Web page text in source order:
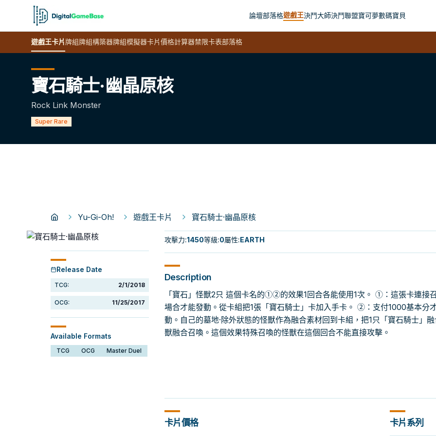
論壇部落格遊戲王決鬥大師決鬥聯盟寶可夢數碼寶貝
遊戲王卡片牌組牌組構築器牌組模擬器卡片價格計算器禁限卡表部落格
寶石騎士·幽晶原核
Rock Link Monster
Super Rare
Yu-Gi-Oh! 遊戲王卡片 寶石騎士·幽晶原核
Release Date
TCG: 2/1/2018
OCG: 11/25/2017
Available Formats
TCG OCG Master Duel
攻擊力:1450等級:0屬性:EARTH
Description
「寶石」怪獸2只 這個卡名的①②的效果1回合各能使用1次。 ①：這張卡連接
場合才能發動。從卡組把1張「寶石騎士」卡加入手卡。 ②：支付1000基本分
動。自己的墓地·除外狀態的怪獸作為融合素材回到卡組，把1只「寶石騎士」
獸融合召喚。這個效果特殊召喚的怪獸在這個回合不能直接攻擊。
卡片價格 卡片系列